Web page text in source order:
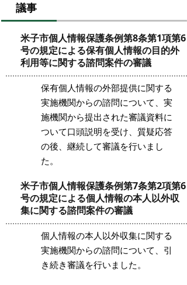
議事
米子市個人情報保護条例第8条第1項第6
号の規定による保有個人情報の目的外
利用等に関する諮問案件の審議
保有個人情報の外部提供に関する
実施機関からの諮問について、実
施機関から提出された審議資料に
ついて口頭説明を受け、質疑応答
の後、継続して審議を行いまし
た。
米子市個人情報保護条例第7条第2項第6
号の規定による個人情報の本人以外収
集に関する諮問案件の審議
個人情報の本人以外収集に関する
実施機関からの諮問について、引
き続き審議を行いました。